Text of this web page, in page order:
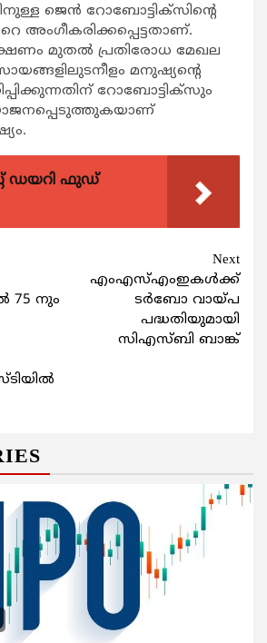
ജെന്‍ റോബോട്ടിക്സിന്‍റെ
അംഗീകരിക്കപ്പെട്ടതാണ്.
മുതല്‍ പ്രതിരോധ മേഖല
മനുഷ്യന്‍റെ
റോബോട്ടിക്സും
ഡയറി ഫുഡ്
75 നും
Next
എംഎസ്എംഇകള്‍ക്ക്
ടര്‍ബോ വായ്പ
പദ്ധതിയുമായി
സിഎസ്ബി ബാങ്ക്